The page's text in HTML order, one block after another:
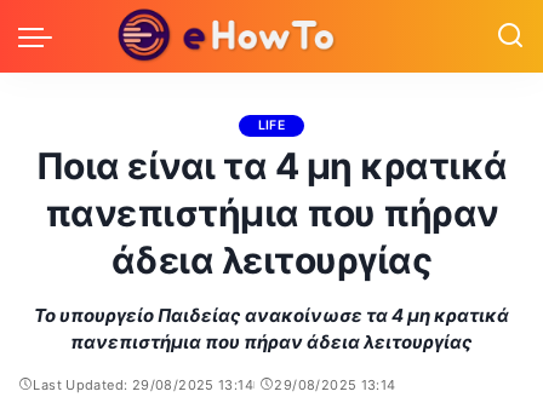
LIFE
Ποια είναι τα 4 μη κρατικά
πανεπιστήμια που πήραν
άδεια λειτουργίας
Το υπουργείο Παιδείας ανακοίνωσε τα 4 μη κρατικά
πανεπιστήμια που πήραν άδεια λειτουργίας
Last Updated: 29/08/2025 13:14
29/08/2025 13:14